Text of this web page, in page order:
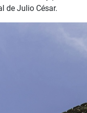
de Julio César.